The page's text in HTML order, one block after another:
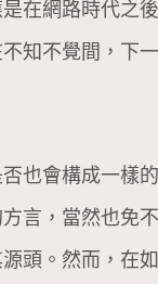
在網路時代之
知不覺間，下
也會構成一樣
言，當然也免
頭。然而，在